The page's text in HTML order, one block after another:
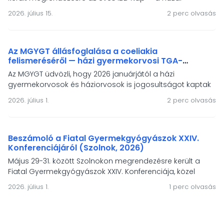
gyermek-gasztroenterológiai IBD-ellátás és a HUPIR
regiszter önkéntes töltőinek fóruma. A rendezvény
életminőségének támogatása állt.
2026. július 15. 2 perc olvasás
Az MGYGT állásfoglalása a coeliakia
felismeréséről — házi gyermekorvosi TGA-
vizsgálati jogosultság és a népességszűrés
igénye
Az MGYGT üdvözli, hogy 2026 januárjától a házi
gyermekorvosok és háziorvosok is jogosultságot kaptak
a szöveti transzglutamináz elleni antitest vizsgálat
elvégeztetésére coeliakia gyanú esetén. Állásfoglalásunk
épülő népességszűrés szükséges.
2026. július 1. 2 perc olvasás
Beszámoló a Fiatal Gyermekgyógyászok XXIV.
Konferenciájáról (Szolnok, 2026)
Május 29-31. között Szolnokon megrendezésre került a
Fiatal Gyermekgyógyászok XXIV. Konferenciája, közel
kétszáz résztvevővel és 90 szakmai előadással. Az MGYGT
két díjat ajánlott fel a legkiválóbb előadóknak – a
2026. július 1. 1 perc olvasás